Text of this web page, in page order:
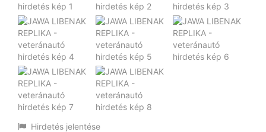
Hirdetés jelentése